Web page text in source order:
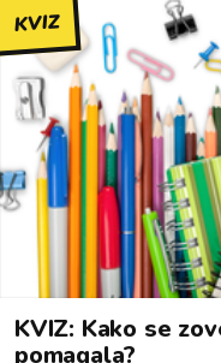
KVIZ
KVIZ: Kako se
pomagala?